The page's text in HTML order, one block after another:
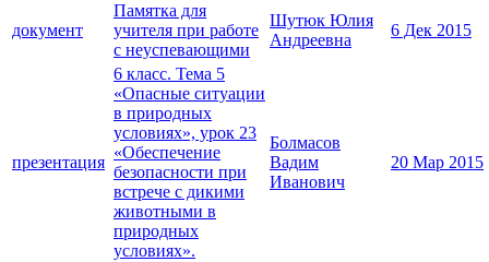
документ
Памятка для
учителя при работе
с неуспевающими
Шутюк Юлия
Андреевна
6 Дек 2015
презентация
6 класс. Тема 5
«Опасные ситуации
в природных
условиях», урок 23
«Обеспечение
безопасности при
встрече с дикими
животными в
природных
условиях».
Болмасов
Вадим
Иванович
20 Мар 2015